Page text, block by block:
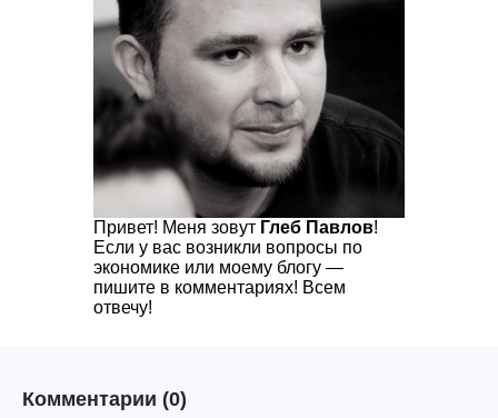
Привет! Меня зовут Глеб Павлов!
Если у вас возникли вопросы по
экономике или моему блогу —
пишите в комментариях! Всем
отвечу!
Комментарии (0)